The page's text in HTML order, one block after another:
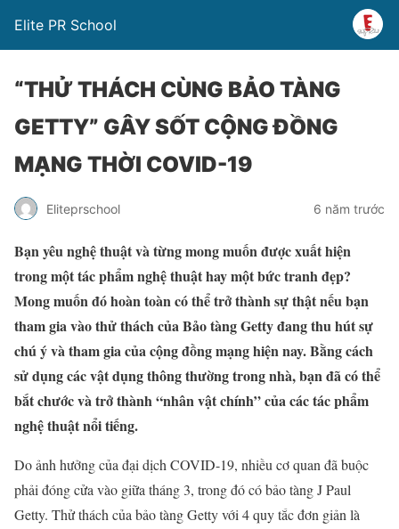
Elite PR School
“THỬ THÁCH CÙNG BẢO TÀNG
GETTY” GÂY SỐT CỘNG ĐỒNG
MẠNG THỜI COVID-19
Eliteprschool 6 năm trước
Bạn yêu nghệ thuật và từng mong muốn được xuất hiện
trong một tác phẩm nghệ thuật hay một bức tranh đẹp?
Mong muốn đó hoàn toàn có thể trở thành sự thật nếu bạn
tham gia vào thử thách của Bảo tàng Getty đang thu hút sự
chú ý và tham gia của cộng đồng mạng hiện nay. Bằng cách
sử dụng các vật dụng thông thường trong nhà, bạn đã có thể
bắt chước và trở thành “nhân vật chính” của các tác phẩm
nghệ thuật nổi tiếng.
Do ảnh hưởng của đại dịch COVID-19, nhiều cơ quan đã buộc
phải đóng cửa vào giữa tháng 3, trong đó có bảo tàng J Paul
Getty. Thử thách của bảo tàng Getty với 4 quy tắc đơn giản là